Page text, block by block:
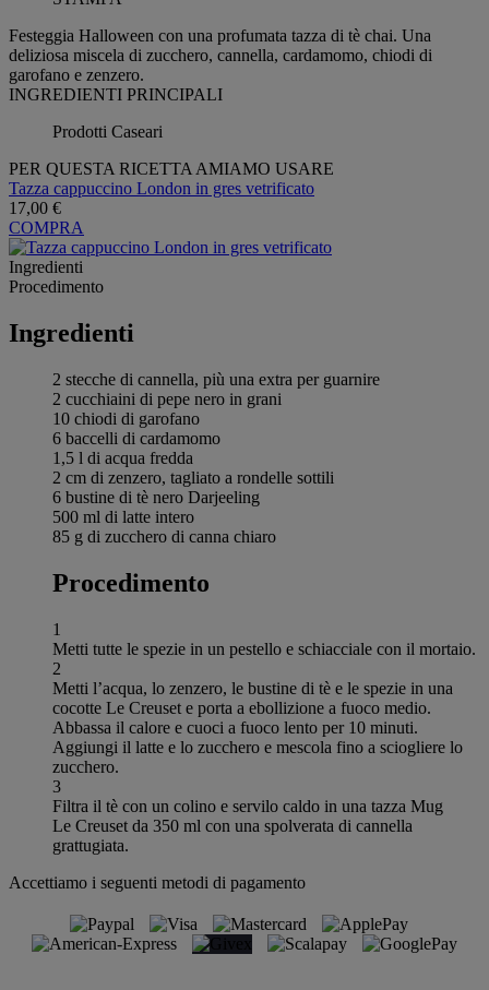
Festeggia Halloween con una profumata tazza di tè chai. Una
deliziosa miscela di zucchero, cannella, cardamomo, chiodi di
garofano e zenzero.
INGREDIENTI PRINCIPALI
Prodotti Caseari
PER QUESTA RICETTA AMIAMO USARE
Tazza cappuccino London in gres vetrificato
17,00 €
COMPRA
Ingredienti
Procedimento
Ingredienti
2 stecche di cannella, più una extra per guarnire
2 cucchiaini di pepe nero in grani
10 chiodi di garofano
6 baccelli di cardamomo
1,5 l di acqua fredda
2 cm di zenzero, tagliato a rondelle sottili
6 bustine di tè nero Darjeeling
500 ml di latte intero
85 g di zucchero di canna chiaro
Procedimento
1
Metti tutte le spezie in un pestello e schiacciale con il mortaio.
2
Metti l’acqua, lo zenzero, le bustine di tè e le spezie in una
cocotte Le Creuset e porta a ebollizione a fuoco medio.
Abbassa il calore e cuoci a fuoco lento per 10 minuti.
Aggiungi il latte e lo zucchero e mescola fino a sciogliere lo
zucchero.
3
Filtra il tè con un colino e servilo caldo in una tazza Mug
Le Creuset da 350 ml con una spolverata di cannella
grattugiata.
Accettiamo i seguenti metodi di pagamento